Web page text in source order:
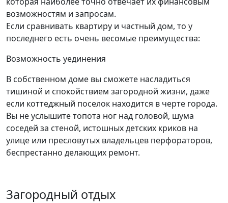
возможностям и запросам.
Если сравнивать квартиру и частный дом, то у
последнего есть очень весомые преимущества:
Возможность уединения
В собственном доме вы сможете насладиться
тишиной и спокойствием загородной жизни, даже
если коттеджный поселок находится в черте города.
Вы не услышите топота ног над головой, шума
соседей за стеной, истошных детских криков на
улице или пресловутых владельцев перфораторов,
беспрестанно делающих ремонт.
Загородный отдых